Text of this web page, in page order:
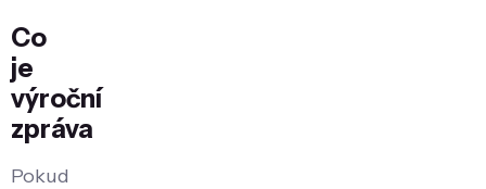
Co
je
výroční
zpráva
Pokud